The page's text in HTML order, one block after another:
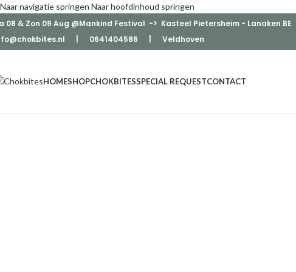
Naar navigatie springen Naar hoofdinhoud springen
08 & Zon 09 Aug @Mankind Festival -> Kasteel Pietersheim - Lanaken BE
| 0641404586 | Veldhoven
HOMESHOPCHOKBITESSPECIAL REQUESTCONTACT